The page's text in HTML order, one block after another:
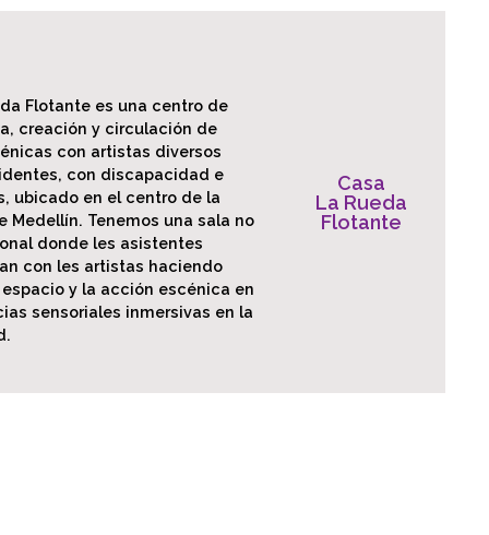
Flotante es una centro de
creación y circulación de
con artistas diversos
con discapacidad e
ubicado en el centro de la
Medellín. Tenemos una sala no
donde les asistentes
con les artistas haciendo
y la acción escénica en
sensoriales inmersivas en la
Casa
La Rueda
Flotante